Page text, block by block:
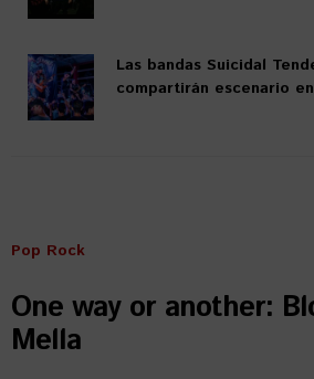
Las bandas Suicidal
compartirán escenario
Pop Rock
One way or another:
Mella